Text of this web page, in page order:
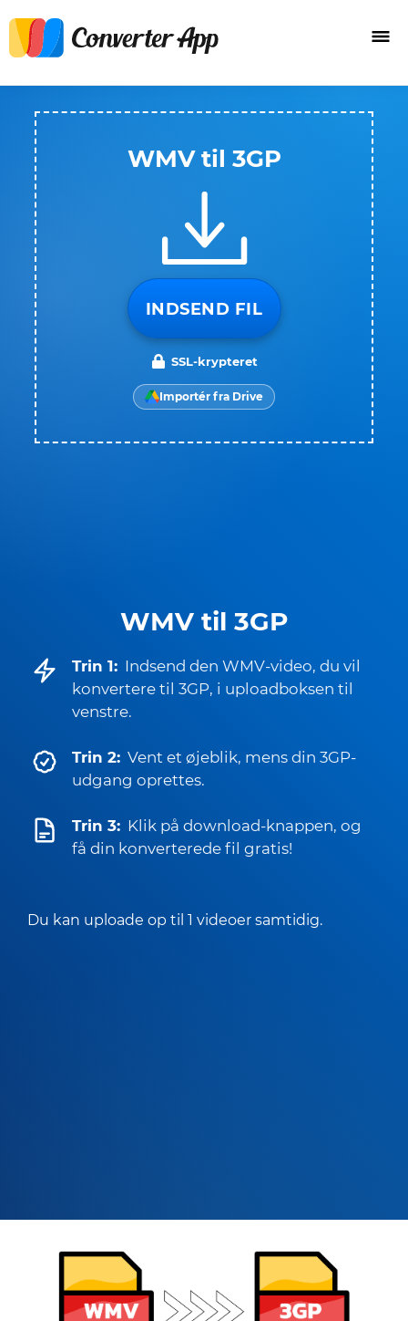
WMV til 3GP
Trin 1: Indsend den WMV-video, du vil
konvertere til 3GP, i uploadboksen til
venstre.
Trin 2: Vent et øjeblik, mens din 3GP-
udgang oprettes.
Trin 3: Klik på download-knappen, og
få din konverterede fil gratis!
Du kan uploade op til 1 videoer samtidig.
WMV til 3GP
INDSEND FIL
SSL-krypteret
Importér fra Drive